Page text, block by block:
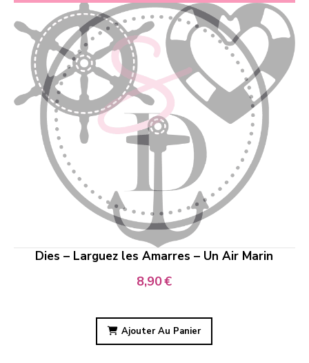
Dies – Larguez les Amarres – Un Air Marin
8,90€
Ajouter Au Panier